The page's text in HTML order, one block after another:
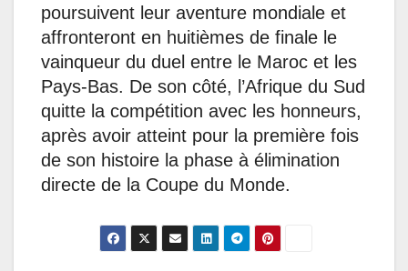
poursuivent leur aventure mondiale et
affronteront en huitièmes de finale le
vainqueur du duel entre le Maroc et les
Pays-Bas. De son côté, l’Afrique du Sud
quitte la compétition avec les honneurs,
après avoir atteint pour la première fois
de son histoire la phase à élimination
directe de la Coupe du Monde.